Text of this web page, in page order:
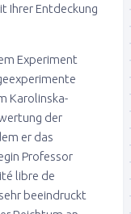
Ihrer Entdeckung
Experiment
Karolinska-
der
er das
Professor
libre de
beeindruckt